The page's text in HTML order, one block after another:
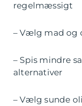
regelmæssigt
– Vælg mad og
– Spis mindre
alternativer
– Vælg sunde